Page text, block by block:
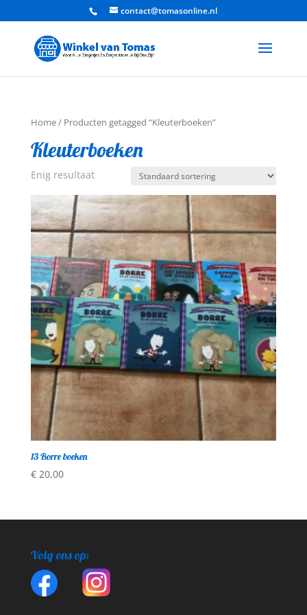
contact@tomasonline.nl
Home/ Producten getagged “Kleuterboeken”
Kleuterboeken
Enig resultaat
13 Borre boeken
€20,00
Volg ons op: